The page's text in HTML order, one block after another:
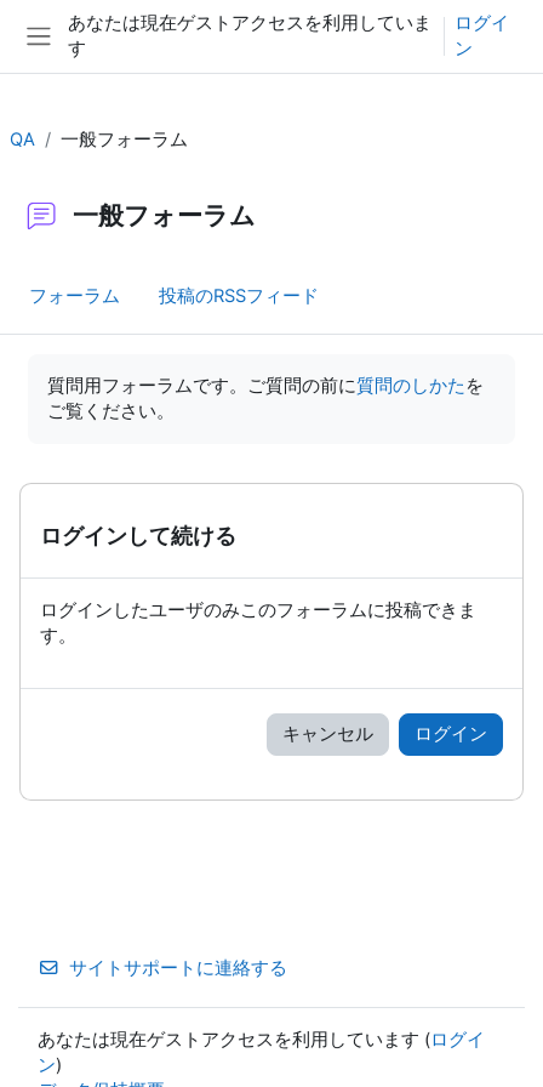
メインコンテンツへスキップする
サイドパネル
あなたは現在ゲストアクセスを利用していま
す
ログイ
ン
QA 一般フォーラム
一般フォーラム
フォーラム 投稿のRSSフィード
質問用フォーラムです。ご質問の前に質問のしかた を
ご覧ください。
ログインして続ける
ログインしたユーザのみこのフォーラムに投稿できま
す。
キャンセル ログイン
サイトサポートに連絡する
あなたは現在ゲストアクセスを利用しています (ログイ
ン)